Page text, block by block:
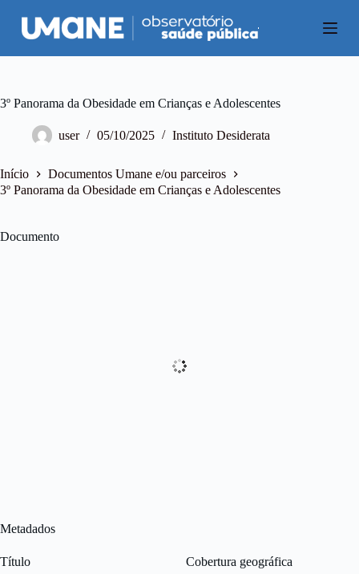
P
u
a
a
o
n
ú
3º Panorama da Obesidade em Crianças e Adolescentes
user 05/10/2025 Instituto Desiderata
Início
Documentos Umane e/ou parceiros
3º Panorama da Obesidade em Crianças e Adolescentes
Documento
Metadados
Título Cobertura geográfica